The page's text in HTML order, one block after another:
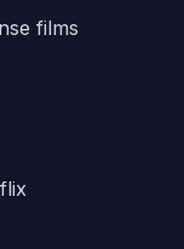
films